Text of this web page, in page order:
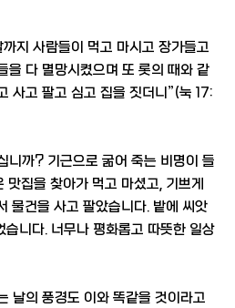
지 사람들이 먹고 마시고 장가들고
을 다 멸망시켰으며 또 롯의 때와 같
사고 팔고 심고 집을 짓더니”(눅 17:
니까? 기근으로 굶어 죽는 비명이 들
집을 찾아가 먹고 마셨고, 기쁘게
물건을 사고 팔았습니다. 밭에 씨앗
니다. 너무나 평화롭고 따뜻한 일상
날의 풍경도 이와 똑같을 것이라고